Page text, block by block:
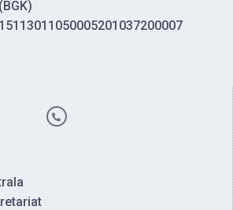
(BGK)
15113011050005201037200007